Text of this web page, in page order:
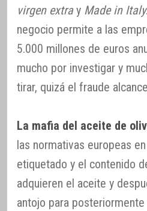
virgen extray Made in Italy
negocio permite a las
5.000 millones de euros
mucho por investigar y
tirar, quizá el fraude
La mafia del aceite de
las normativas europeas
etiquetado y el contenido
adquieren el aceite y
antojo para